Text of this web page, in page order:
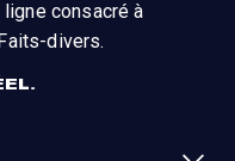
consacré à
divers.